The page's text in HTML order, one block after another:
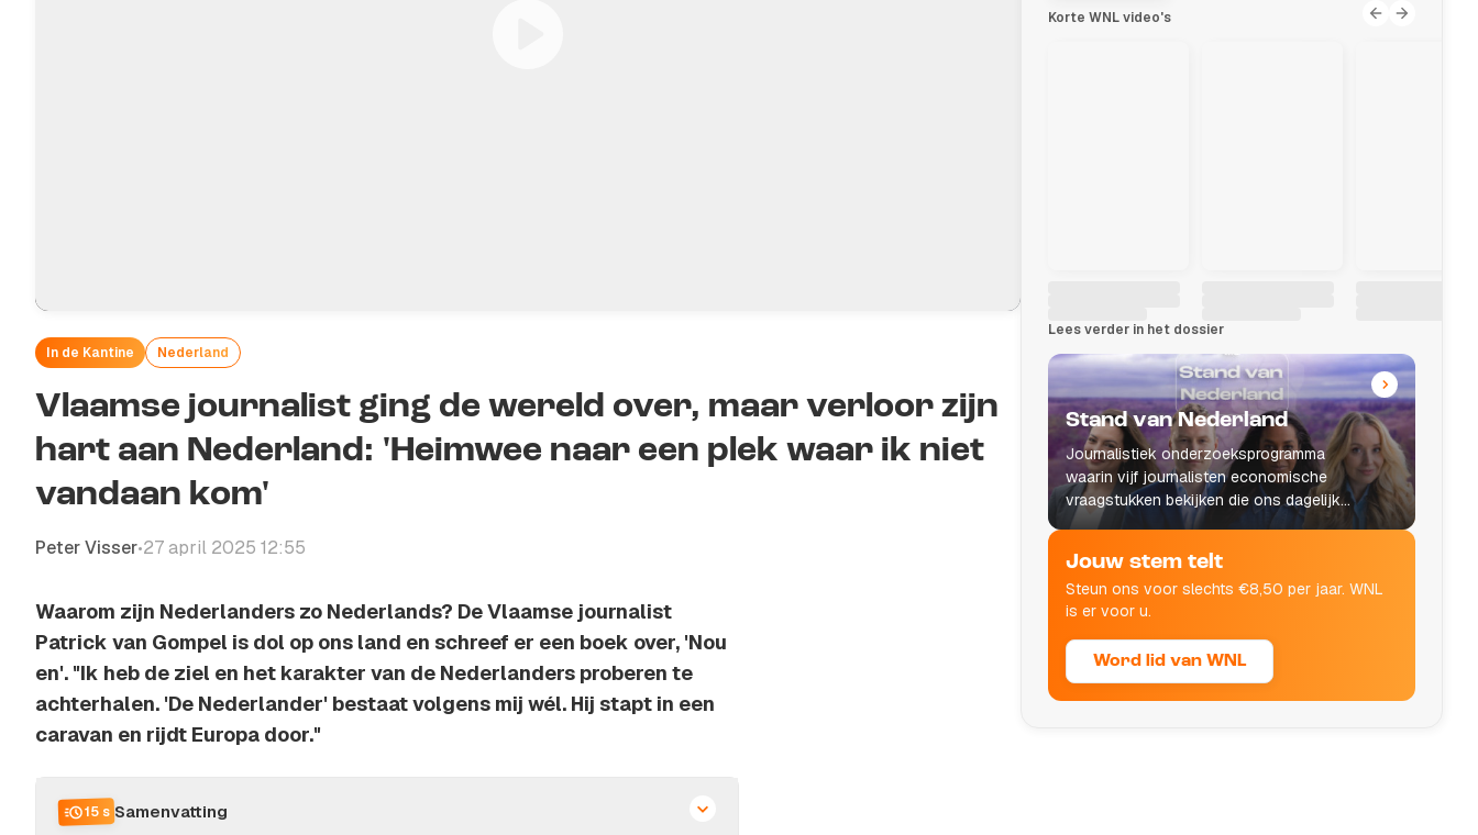
In de Kantine Nederland
Vlaamse journalist ging de wereld over, maar verloor zijn
hart aan Nederland: 'Heimwee naar een plek waar ik niet
vandaan kom'
Peter Visser•27 april 2025 12:55
Waarom zijn Nederlanders zo Nederlands? De Vlaamse journalist
Patrick van Gompel is dol op ons land en schreef er een boek over, 'Nou
en'. "Ik heb de ziel en het karakter van de Nederlanders proberen te
achterhalen. 'De Nederlander' bestaat volgens mij wél. Hij stapt in een
caravan en rijdt Europa door."
15 s Samenvatting
Korte WNL video's
Lees verder in het dossier
Stand van Nederland
Journalistiek onderzoeksprogramma
waarin vijf journalisten economische
vraagstukken bekijken die ons dagelijks
leven raken.
Jouw stem telt
Steun ons voor slechts €8,50 per jaar. WNL
is er voor u.
Word lid van WNL